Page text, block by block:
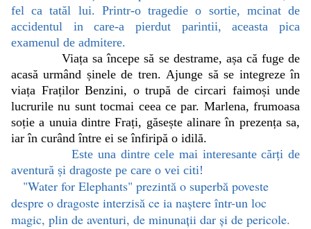
fel ca tatăl lui. Printr-o tragedie o sortie, mcinat de
accidentul in care-a pierdut parintii, aceasta pica
examenul de admitere.
Viața sa începe să se destrame, așa că fuge de
acasă urmând șinele de tren. Ajunge să se integreze în
viața Fraților Benzini, o trupă de circari faimoși unde
lucrurile nu sunt tocmai ceea ce par. Marlena, frumoasa
soție a unuia dintre Frați, găsește alinare în prezența sa,
iar în curând între ei se înfiripă o idilă.
Este una dintre cele mai interesante cărți de
aventură și dragoste pe care o vei citi!
"Water for Elephants" prezintă o superbă poveste
despre o dragoste interzisă ce ia naștere într-un loc
magic, plin de aventuri, de minunații dar și de pericole.